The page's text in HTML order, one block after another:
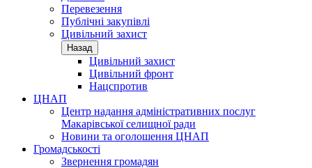
Перевезення
Публічні закупівлі
Цивільний захист
Назад
Цивільний захист
Цивільний фронт
Нацспротив
ЦНАП
Центр надання адміністративних послуг
Макарівської селищної ради
Новини та оголошення ЦНАП
Громадськості
Звернення громадян